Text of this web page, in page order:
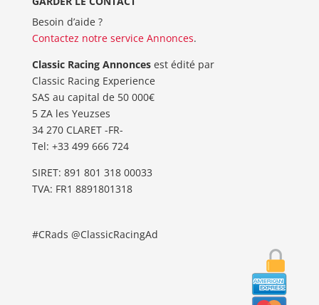
Besoin d’aide ?
Contactez notre service Annonces.
Classic Racing Annoncesest édité par
Classic Racing Experience
SAS au capital de 50 000€
5 ZA les Yeuzses
34 270 CLARET -FR-
Tel: ‭+33 499 666 724‬
SIRET: 891 801 318 00033
TVA: FR1 8891801318
#CRads @ClassicRacingAd